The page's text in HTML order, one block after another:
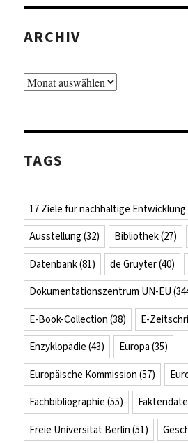
ARCHIV
Archiv
TAGS
17 Ziele für nachhaltige Entwicklung
Ausstellung (32) Bibliothek(27)
Datenbank(81) de Gruyter(40)
Dokumentationszentrum UN-EU
E-Book-Collection (38) E-
Enzyklopädie (43) Europa (35)
Europäische Kommission (57)
Fachbibliographie (55)
Freie Universität Berlin (51)